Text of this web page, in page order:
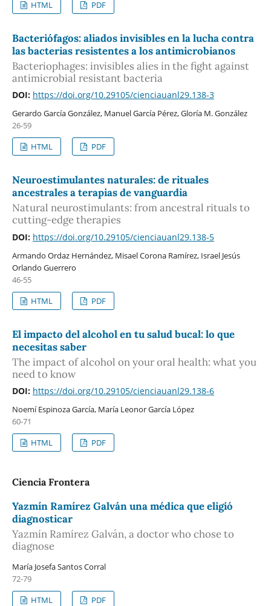
HTML PDF
Bacteriófagos: aliados invisibles en la lucha contra
las bacterias resistentes a los antimicrobianos
Bacteriophages: invisibles alies in the fight against
antimicrobial resistant bacteria
DOI: https://doi.org/10.29105/cienciauanl29.138-3
Gerardo García González, Manuel García Pérez, Gloría M. González
26-59
HTML
PDF
Neuroestimulantes naturales: de rituales
ancestrales a terapias de vanguardia
Natural neurostimulants: from ancestral rituals to
cutting-edge therapies
DOI: https://doi.org/10.29105/cienciauanl29.138-5
Armando Ordaz Hernández, Misael Corona Ramírez, Israel Jesús
Orlando Guerrero
46-55
HTML
PDF
El impacto del alcohol en tu salud bucal: lo que
necesitas saber
The impact of alcohol on your oral health: what you
need to know
DOI: https://doi.org/10.29105/cienciauanl29.138-6
Noemí Espinoza García, María Leonor García López
60-71
HTML
PDF
Ciencia Frontera
Yazmín Ramírez Galván una médica que eligió
diagnosticar
Yazmín Ramírez Galván, a doctor who chose to
diagnose
María Josefa Santos Corral
72-79
HTML
PDF